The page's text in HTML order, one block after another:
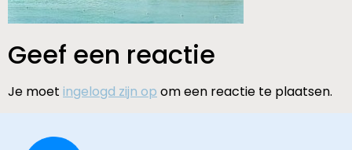
Geef een reactie
Je moet ingelogd zijn op om een reactie te plaatsen.